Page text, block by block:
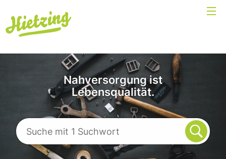
Nahversorgung ist
Lebensqualität.